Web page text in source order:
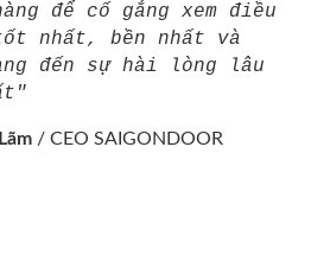
để cố gắng xem điều
nhất, bền nhất và
đến sự hài lòng lâu
/ CEO SAIGONDOOR